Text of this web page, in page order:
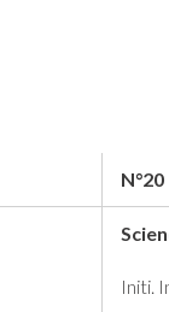
N°20
Initi.